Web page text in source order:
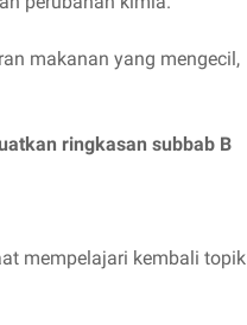
makanan yang mengecil,
ringkasan subbab B
mempelajari kembali topik